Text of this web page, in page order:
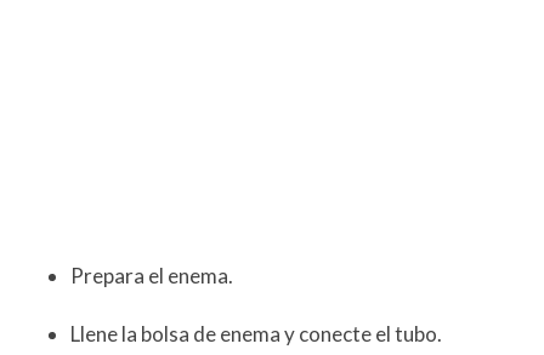
Prepara el enema.
Llene la bolsa de enema y conecte el tubo.